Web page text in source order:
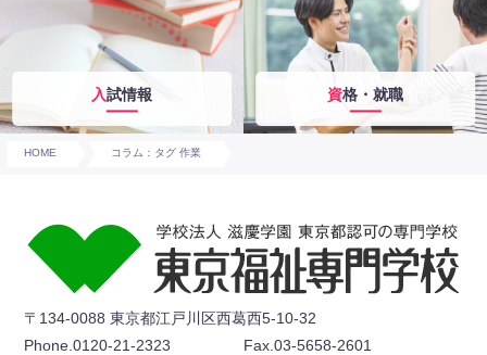
入試情報 資格・就職
HOME コラム：タグ 作業
〒134-0088 東京都江戸川区西葛西5-10-32
Phone.0120-21-2323
Fax.03-5658-2601